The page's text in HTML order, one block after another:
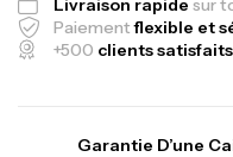
Livraison rapide sur
Paiementflexible et
+500 clients satisfaits
Garantie D’une